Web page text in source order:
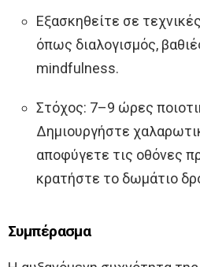
Εξασκηθείτε σε
όπως διαλογισμός,
mindfulness.
Στόχος: 7–9 ώρες
Δημιουργήστε
αποφύγετε τις οθόνες
κρατήστε το δωμάτιο
Συμπέρασμα